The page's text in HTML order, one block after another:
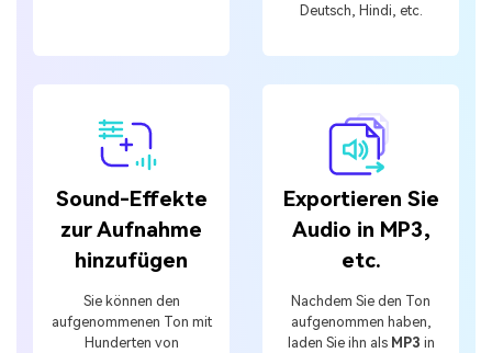
Deutsch, Hindi, etc.
Sound-Effekte
zur Aufnahme
hinzufügen
Sie können den
aufgenommenen Ton mit
Hunderten von
Exportieren Sie
Audio in MP3,
etc.
Nachdem Sie den Ton
aufgenommen haben,
laden Sie ihn als MP3 in